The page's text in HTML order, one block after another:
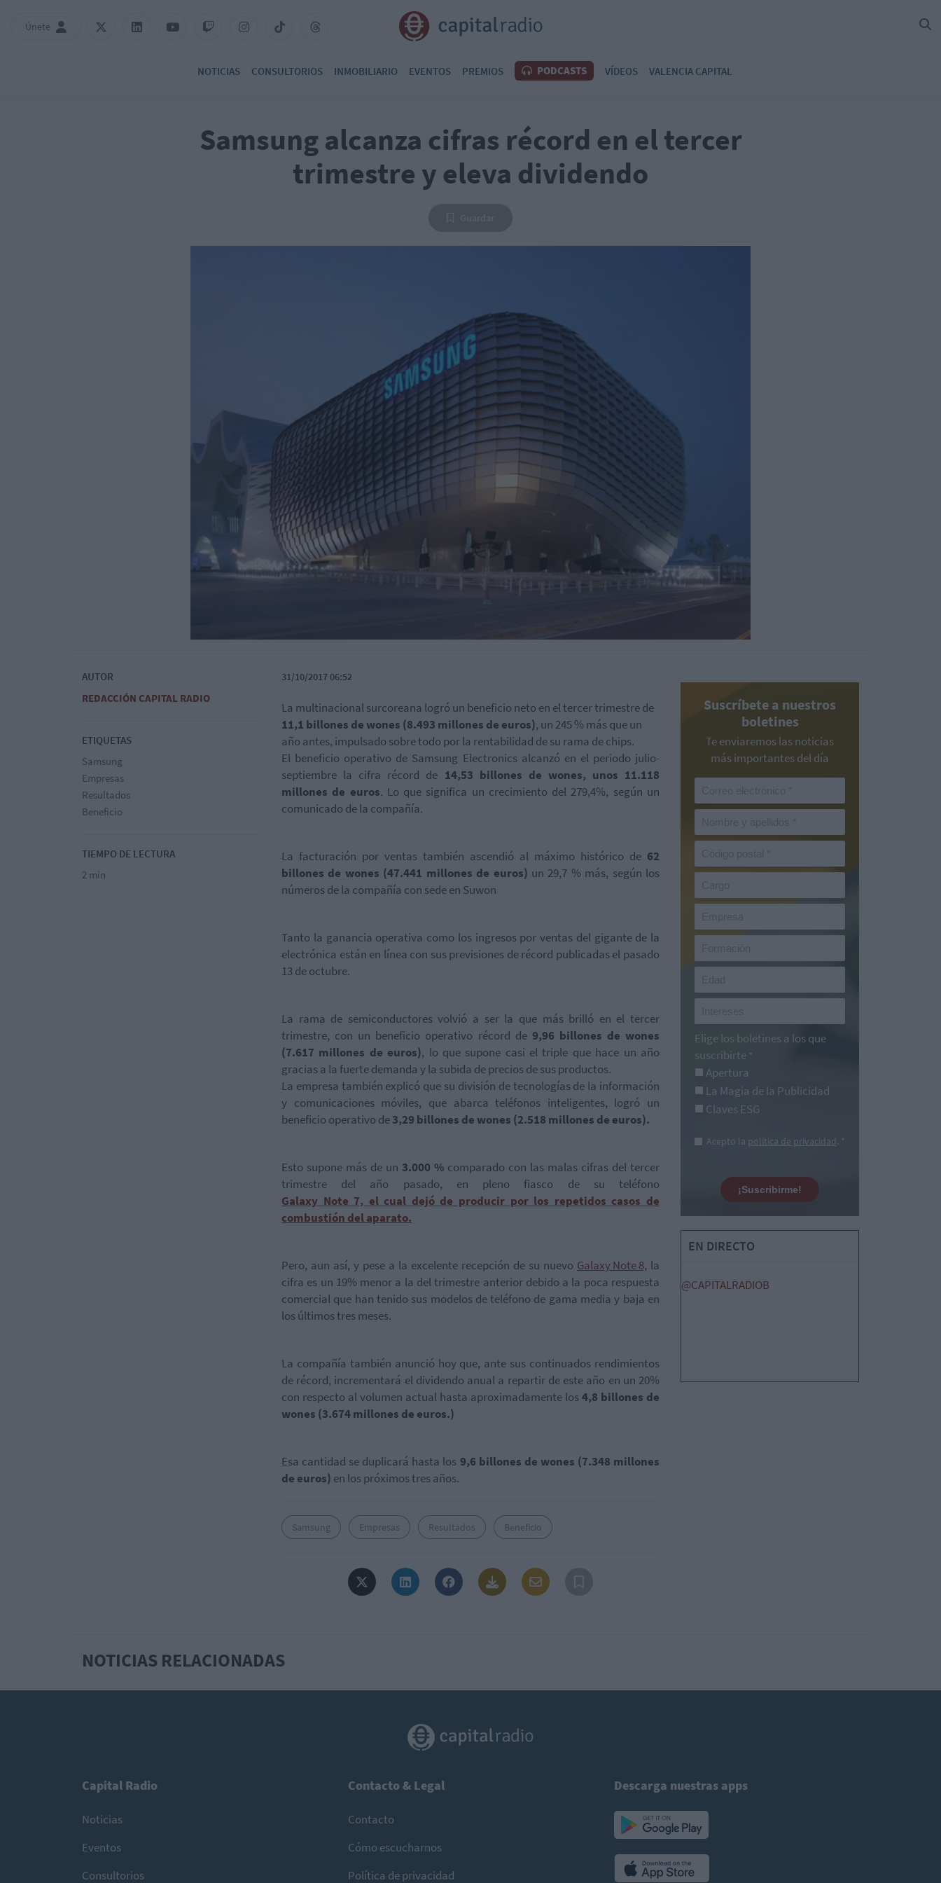
Únete
NOTICIAS CONSULTORIOS INMOBILIARIO EVENTOS PREMIOS PODCASTS VÍDEOS VALENCIA CAPITAL
Samsung alcanza cifras récord en el tercer
trimestre y eleva dividendo
AUTOR
REDACCIÓN CAPITAL RADIO
ETIQUETAS
Samsung
Empresas
Resultados
Beneficio
TIEMPO DE LECTURA
2 min
31/10/2017 06:52
La multinacional surcoreana logró un beneficio neto en el tercer trimestre de
11,1 billones de wones (8.493 millones de euros), un 245 % más que un
año antes, impulsado sobre todo por la rentabilidad de su rama de chips.
El beneficio operativo de Samsung Electronics alcanzó en el periodo julio-
septiembre la cifra récord de 14,53 billones de wones, unos 11.118
millones de euros. Lo que significa un crecimiento del 279,4%, según un
comunicado de la compañía.
La facturación por ventas también ascendió al máximo histórico de 62
billones de wones (47.441 millones de euros) un 29,7 % más, según los
números de la compañía con sede en Suwon
Tanto la ganancia operativa como los ingresos por ventas del gigante de la
electrónica están en línea con sus previsiones de récord publicadas el pasado
13 de octubre.
La rama de semiconductores volvió a ser la que más brilló en el tercer
trimestre, con un beneficio operativo récord de 9,96 billones de wones
(7.617 millones de euros), lo que supone casi el triple que hace un año
gracias a la fuerte demanda y la subida de precios de sus productos.
La empresa también explicó que su división de tecnologías de la información
y comunicaciones móviles, que abarca teléfonos inteligentes, logró un
beneficio operativo de3,29 billones de wones (2.518 millones de euros).
Esto supone más de un 3.000 % comparado con las malas cifras del tercer
trimestre del año pasado, en pleno fiasco de su teléfono
Galaxy Note 7, el cual dejó de producir por los repetidos casos de
combustión del aparato.
Pero, aun así, y pese a la excelente recepción de su nuevo Galaxy Note 8, la
cifra es un 19% menor a la del trimestre anterior debido a la poca respuesta
comercial que han tenido sus modelos de teléfono de gama media y baja en
los últimos tres meses.
La compañía también anunció hoy que, ante sus continuados rendimientos
de récord, incrementará el dividendo anual a repartir de este año en un 20%
con respecto al volumen actual hasta aproximadamente los4,8 billones de
wones (3.674 millones de euros.)
Esa cantidad se duplicará hasta los 9,6 billones de wones (7.348 millones
de euros) en los próximos tres años.
Samsung Empresas Resultados Beneficio
Suscríbete a nuestros
boletines
Te enviaremos las noticias
más importantes del día
Elige los boletines a los que
suscribirte *
Apertura
La Magia de la Publicidad
Claves ESG
Acepto la política de privacidad. *
¡Suscribirme!
EN DIRECTO
@CAPITALRADIOB
NOTICIAS RELACIONADAS
Capital Radio
Noticias
Eventos
Consultorios
Contacto & Legal
Contacto
Cómo escucharnos
Política de privacidad
Descarga nuestras apps